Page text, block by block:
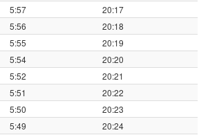
5:57
20:17
5:56
20:18
5:55
20:19
5:54
20:20
5:52
20:21
5:51
20:22
5:50
20:23
5:49
20:24